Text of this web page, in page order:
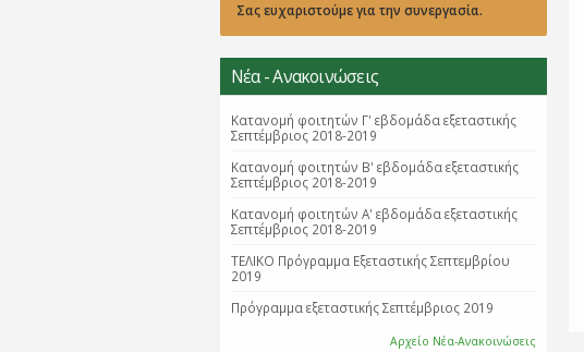
Σας ευχαριστούμε για την συνεργασία.
Νέα - Ανακοινώσεις
Κατανομή φοιτητών Γ' εβδομάδα εξεταστικής
Σεπτέμβριος 2018-2019
Κατανομή φοιτητών B' εβδομάδα εξεταστικής
Σεπτέμβριος 2018-2019
Κατανομή φοιτητών Α' εβδομάδα εξεταστικής
Σεπτέμβριος 2018-2019
ΤΕΛΙΚΟ Πρόγραμμα Εξεταστικής Σεπτεμβρίου
2019
Πρόγραμμα εξεταστικής Σεπτέμβριος 2019
Αρχείο Νέα-Ανακοινώσεις